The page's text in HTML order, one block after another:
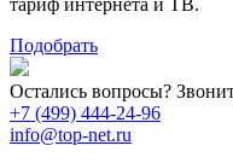
тариф интернета и ТВ.
Подобрать
Остались вопросы?
+7 (499) 444-24-96
info@top-net.ru